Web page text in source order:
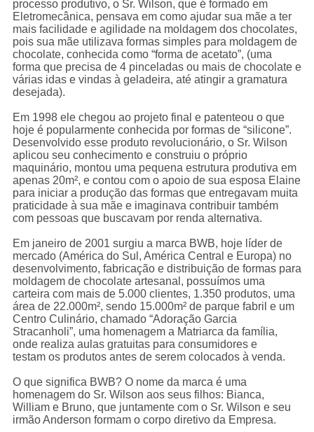
processo produtivo, o Sr. Wilson, que é formado em
Eletromecânica, pensava em como ajudar sua mãe a ter
mais facilidade e agilidade na moldagem dos chocolates,
pois sua mãe utilizava formas simples para moldagem de
chocolate, conhecida como “forma de acetato”, (uma
forma que precisa de 4 pinceladas ou mais de chocolate e
várias idas e vindas à geladeira, até atingir a gramatura
desejada).
Em 1998 ele chegou ao projeto final e patenteou o que
hoje é popularmente conhecida por formas de “silicone”.
Desenvolvido esse produto revolucionário, o Sr. Wilson
aplicou seu conhecimento e construiu o próprio
maquinário, montou uma pequena estrutura produtiva em
apenas 20m², e contou com o apoio de sua esposa Elaine
para iniciar a produção das formas que entregavam muita
praticidade à sua mãe e imaginava contribuir também
com pessoas que buscavam por renda alternativa.
Em janeiro de 2001 surgiu a marca BWB, hoje líder de
mercado (América do Sul, América Central e Europa) no
desenvolvimento, fabricação e distribuição de formas para
moldagem de chocolate artesanal, possuímos uma
carteira com mais de 5.000 clientes, 1.350 produtos, uma
rea de 22.000m², sendo 15.000m² de parque fabril e um
Centro Culinário, chamado “Adoração Garcia
Stracanholi”, uma homenagem a Matriarca da família,
onde realiza aulas gratuitas para consumidores e
testam os produtos antes de serem colocados à venda.
O que significa BWB? O nome da marca é uma
homenagem do Sr. Wilson aos seus filhos: Bianca,
William e Bruno, que juntamente com o Sr. Wilson e seu
irmão Anderson formam o corpo diretivo da Empresa.